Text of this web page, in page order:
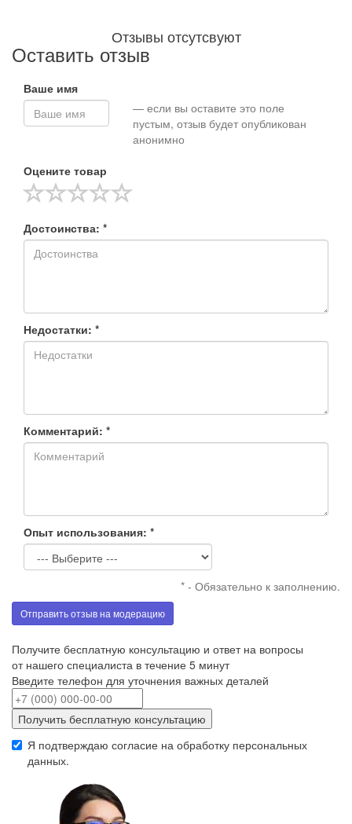
Отзывы отсутсвуют
Оставить отзыв
Ваше имя
— если вы оставите это поле
пустым, отзыв будет опубликован
анонимно
Оцените товар
Достоинства: *
Недостатки: *
Комментарий: *
Опыт использования: *
* - Обязательно к заполнению.
Отправить отзыв на модерацию
Получите бесплатную консультацию и ответ на вопросы
от нашего специалиста в течение 5 минут
Введите телефон для уточнения важных деталей
Получить бесплатную консультацию
Я подтверждаю согласие на обработку персональных
данных.